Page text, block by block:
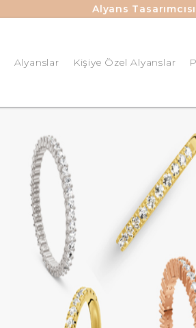
Alyans Tasarımcısı
Alyanslar
Gümüş Alyanslar
Kişiye Özel Alyanslar
Kişiye Özel Lab-Grown Tamtur Yüzük
Kişiye Özel Lab-Grown Tektaş Yüzük
Kişiye Özel Lab-Grown Yarımtur
Klasik Beyaz Altın
Klasik Kırmızı Altın
Klasik Sarı Altın
Pırlantalı Alyans
Slim Alyanslar
Kişiye Özel Alyanslar